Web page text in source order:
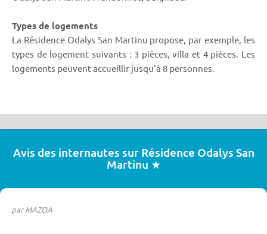
Types de logements
La Résidence Odalys San Martinu propose, par exemple, les
types de logement suivants : 3 pièces, villa et 4 pièces. Les
logements peuvent accueillir jusqu'à 8 personnes.
Avis des internautes sur Résidence Odalys San
Martinu ★
par MAZOA